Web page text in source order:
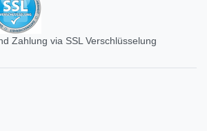
Zahlung via SSL Verschlüsselung